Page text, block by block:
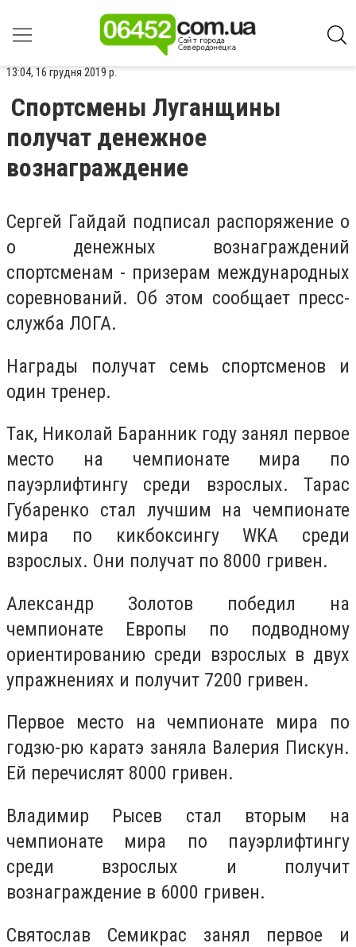
13:04, 16 грудня 2019 р.
Спортсмены Луганщины
получат денежное
вознаграждение
Сергей Гайдай подписал распоряжение о
о денежных вознаграждений
спортсменам - призерам международных
соревнований. Об этом сообщает пресс-
служба ЛОГА.
Награды получат семь спортсменов и
один тренер.
Так, Николай Баранник году занял первое
место на чемпионате мира по
пауэрлифтингу среди взрослых. Тарас
Губаренко стал лучшим на чемпионате
мира по кикбоксингу WKA среди
взрослых. Они получат по 8000 гривен.
Александр Золотов победил на
чемпионате Европы по подводному
ориентированию среди взрослых в двух
упражнениях и получит 7200 гривен.
Первое место на чемпионате мира по
годзю-рю каратэ заняла Валерия Пискун.
Ей перечислят 8000 гривен.
Владимир Рысев стал вторым на
чемпионате мира по пауэрлифтингу
среди взрослых и получит
вознаграждение в 6000 гривен.
Святослав Семикрас занял первое и